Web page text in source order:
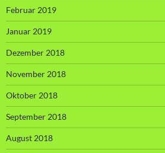
Februar 2019
Januar 2019
Dezember 2018
November 2018
Oktober 2018
September 2018
August 2018